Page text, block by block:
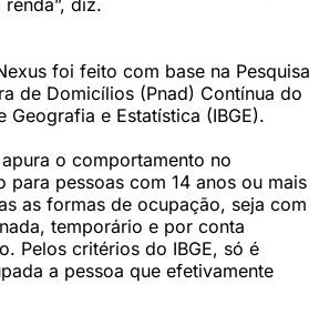
diz.
foi feito com base na Pesquisa
de Domicílios (Pnad) Contínua do
Geografia e Estatística (IBGE).
o comportamento no
para pessoas com 14 anos ou mais
as formas de ocupação, seja com
temporário e por conta
Pelos critérios do IBGE, só é
a pessoa que efetivamente